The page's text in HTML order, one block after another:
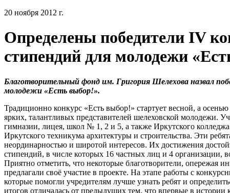
20 ноября 2012 г.
Определены победители IV
стипендий для молодежи
Благотворительный фонд им. Григория Шелехова назвал
молодежи «Есть выбор!».
Традиционно конкурс «Есть выбор!» стартует весной, а
ярких, талантливых представителей шелеховской молодежи.
гимназии, лицея, школ № 1, 2 и 5, а также Иркутского
Иркутского техникума архитектуры и строительства. Эти
неординарностью и широтой интересов. Их достижения
стипендий, в числе которых 16 частных лиц и 4 организации,
Приятно отметить, что некоторые благотворители, опережая
предлагали своё участие в проекте. На этапе работы с
которые помогли учредителям лучше узнать ребят и
итогов отличалась от предыдущих тем, что впервые в истории